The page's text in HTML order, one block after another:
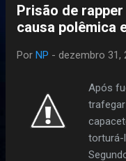
Prisão de
causa polêmica
Por NP - dezembro 31,
Após
torturá-